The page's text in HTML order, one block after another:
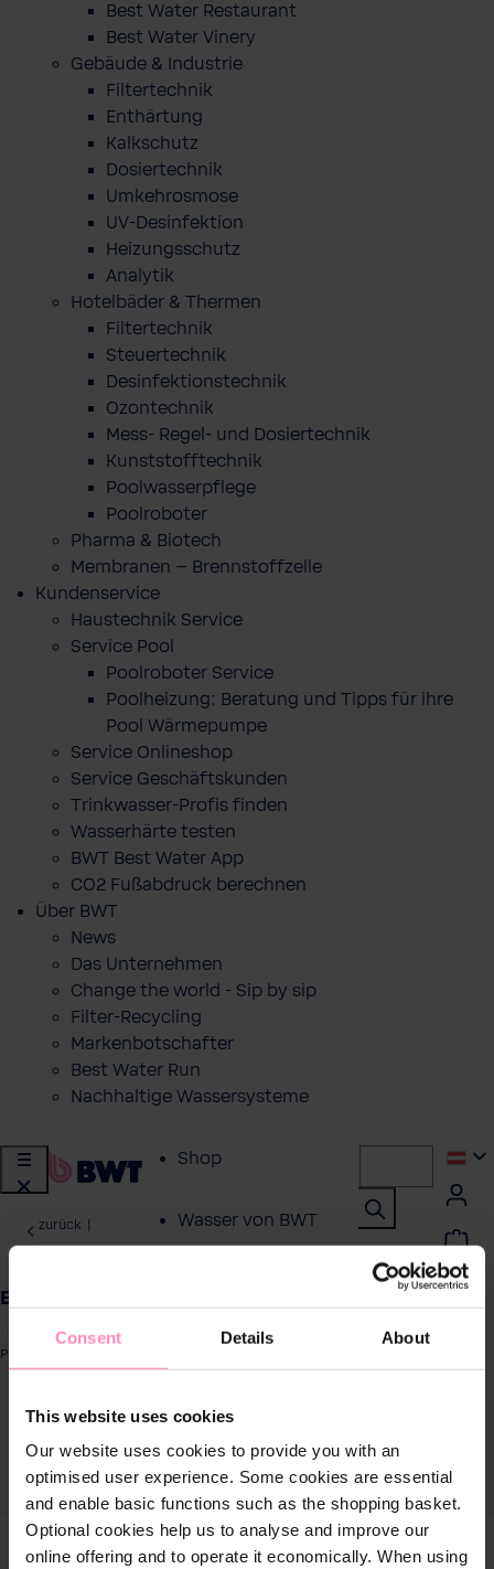
Consent Details About
This website uses cookies
Our website uses cookies to provide you with an
optimised user experience. Some cookies are essential
and enable basic functions such as the shopping basket.
Optional cookies help us to analyse and improve our
online offering and to operate it economically. When using
Best Water Restaurant
Best Water Vinery
Gebäude & Industrie
Filtertechnik
Enthärtung
Kalkschutz
Dosiertechnik
Umkehrosmose
UV-Desinfektion
Heizungsschutz
Analytik
Hotelbäder & Thermen
Filtertechnik
Steuertechnik
Desinfektionstechnik
Ozontechnik
Mess- Regel- und Dosiertechnik
Kunststofftechnik
Poolwasserpflege
Poolroboter
Pharma & Biotech
Membranen – Brennstoffzelle
Kundenservice
Haustechnik Service
Service Pool
Poolroboter Service
Poolheizung: Beratung und Tipps für ihre
Pool Wärmepumpe
Service Onlineshop
Service Geschäftskunden
Trinkwasser-Profis finden
Wasserhärte testen
BWT Best Water App
CO2 Fußabdruck berechnen
Über BWT
News
Das Unternehmen
Change the world - Sip by sip
Filter-Recycling
Markenbotschafter
Best Water Run
Nachhaltige Wassersysteme
Shop
Wasser von BWT
zuhause
Lösungen für
Kundenservice
Über BWT
zurück
BWT Team Polo Shirt 2026
Produktnummer: SW10978.3
überspringen